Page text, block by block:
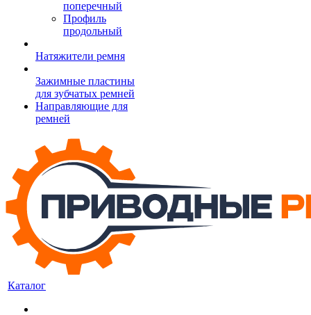
поперечный
Профиль
продольный
Натяжители ремня
Зажимные пластины
для зубчатых ремней
Направляющие для
ремней
Каталог